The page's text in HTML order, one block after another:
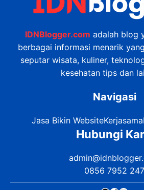
IDNBlogger.com adalah blog
berbagai informasi menarik
seputar wisata, kuliner,
kesehatan tips dan
Navigasi
Jasa Bikin WebsiteKerjasama
Hubungi
0856 7952 247